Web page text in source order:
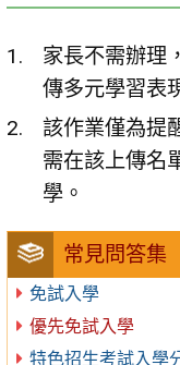
常見問答集
免試入學
優先免試入學
特色招生考試入學
家長不需辦理
傳多元學習表
該作業僅為提
需在該上傳名
學。